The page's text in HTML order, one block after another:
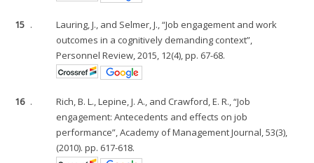
15 .
Lauring, J., and Selmer, J., “Job engagement and work
outcomes in a cognitively demanding context”,
Personnel Review, 2015, 12(4), pp. 67-68.
16 .
Rich, B. L., Lepine, J. A., and Crawford, E. R., “Job
engagement: Antecedents and effects on job
performance”, Academy of Management Journal, 53(3),
(2010). pp. 617-618.